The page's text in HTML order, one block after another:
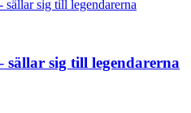
sig till legendarerna